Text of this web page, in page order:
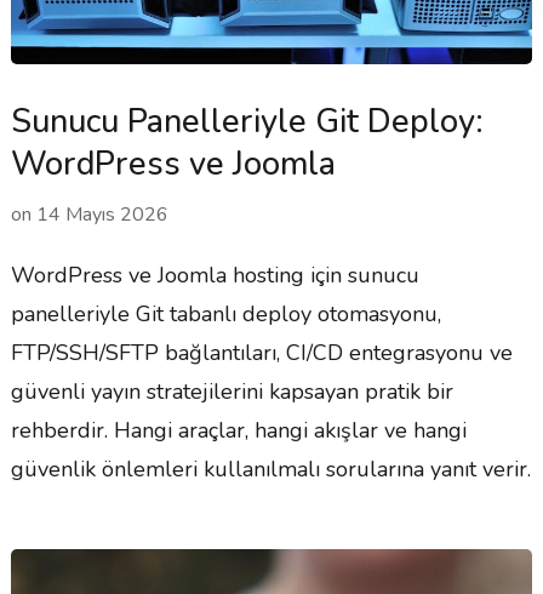
Sunucu Panelleriyle Git Deploy:
WordPress ve Joomla
on 14 Mayıs 2026
WordPress ve Joomla hosting için sunucu
panelleriyle Git tabanlı deploy otomasyonu,
FTP/SSH/SFTP bağlantıları, CI/CD entegrasyonu ve
güvenli yayın stratejilerini kapsayan pratik bir
rehberdir. Hangi araçlar, hangi akışlar ve hangi
güvenlik önlemleri kullanılmalı sorularına yanıt verir.